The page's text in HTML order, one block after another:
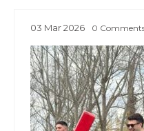
03 Mar2026 0